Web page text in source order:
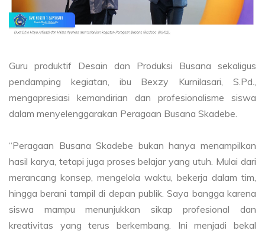
Guru produktif Desain dan Produksi Busana sekaligus
pendamping kegiatan, ibu Bexzy Kurnilasari, S.Pd.,
mengapresiasi kemandirian dan profesionalisme siswa
dalam menyelenggarakan Peragaan Busana Skadebe.
“Peragaan Busana Skadebe bukan hanya menampilkan
hasil karya, tetapi juga proses belajar yang utuh. Mulai dari
merancang konsep, mengelola waktu, bekerja dalam tim,
hingga berani tampil di depan publik. Saya bangga karena
siswa mampu menunjukkan sikap profesional dan
kreativitas yang terus berkembang. Ini menjadi bekal